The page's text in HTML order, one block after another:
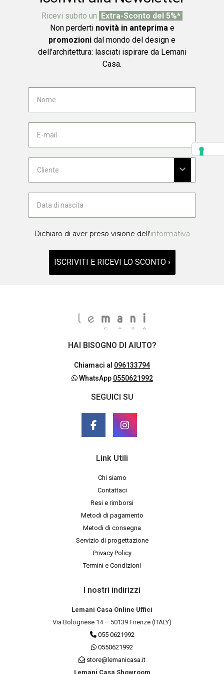
Ricevi subito un Extra-Sconto del 5%*
Non perderti novità in anteprima e
promozioni dal mondo del design e
dell'architettura: lasciati ispirare da Lemani
Casa.
Dichiaro di aver preso visione dell'informativa
ISCRIVITI E RICEVI LO SCONTO ›
HAI BISOGNO DI AIUTO?
Chiamaci al 096133794
WhatsApp 0550621992
SEGUICI SU
Link Utili
Chi siamo
Contattaci
Resi e rimborsi
Metodi di pagamento
Metodi di consegna
Servizio di progettazione
Privacy Policy
Termini e Condizioni
I nostri indirizzi
Lemani Casa Online Uffici
Via Bolognese 14 – 50139 Firenze (ITALY)
055 0621992
0550621992
store@lemanicasa.it
Lemani Casa Showroom